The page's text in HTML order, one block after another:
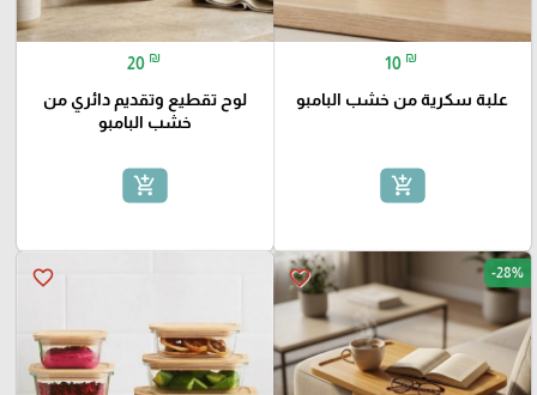
10 ₪
علبة سكرية من خشب البامبو
add_shopping_cart
20 ₪
لوح تقطيع وتقديم دائري من
خشب البامبو
add_shopping_cart
favorite_border -28%
favorite_border